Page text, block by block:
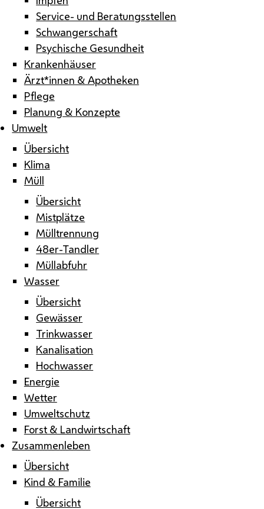
Service- und Beratungsstellen
Schwangerschaft
Psychische Gesundheit
Krankenhäuser
Ärzt*innen & Apotheken
Pflege
Planung & Konzepte
Umwelt
Übersicht
Klima
Müll
Übersicht
Mistplätze
Mülltrennung
48er-Tandler
Müllabfuhr
Wasser
Übersicht
Gewässer
Trinkwasser
Kanalisation
Hochwasser
Energie
Wetter
Umweltschutz
Forst & Landwirtschaft
Zusammenleben
Übersicht
Kind & Familie
Übersicht